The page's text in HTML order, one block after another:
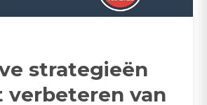
strategieën
verbeteren van